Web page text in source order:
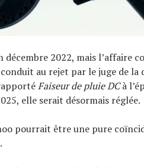
décembre 2022, mais l’affaire
au rejet par le juge de la
Faiseur de pluie DCà
elle serait désormais réglée.
pourrait être une pure